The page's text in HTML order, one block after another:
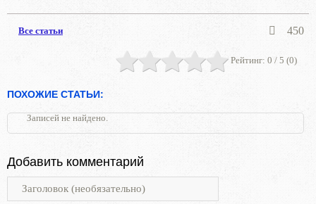
Все статьи 450
Рейтинг: 0 / 5 (0)
ПОХОЖИЕ СТАТЬИ:
Записей не найдено.
Добавить комментарий